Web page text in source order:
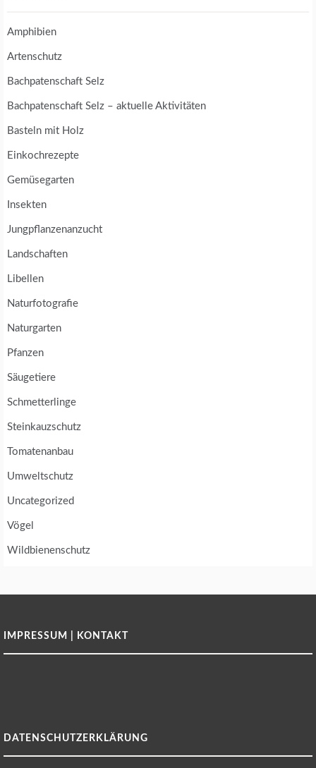
Amphibien
Artenschutz
Bachpatenschaft Selz
Bachpatenschaft Selz – aktuelle Aktivitäten
Basteln mit Holz
Einkochrezepte
Gemüsegarten
Insekten
Jungpflanzenanzucht
Landschaften
Libellen
Naturfotografie
Naturgarten
Pfanzen
Säugetiere
Schmetterlinge
Steinkauzschutz
Tomatenanbau
Umweltschutz
Uncategorized
Vögel
Wildbienenschutz
IMPRESSUM | KONTAKT
DATENSCHUTZERKLÄRUNG